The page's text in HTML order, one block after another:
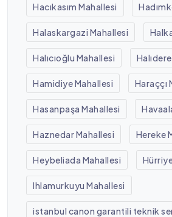
Hacıkasım Mahallesi
Halaskargazi Mahallesi
Halıcıoğlu Mahallesi
Hamidiye Mahallesi Haraççı
Hasanpaşa Mahallesi
Haznedar Mahallesi Hereke
Heybeliada Mahallesi
Ihlamurkuyu Mahallesi
istanbul canon garantili teknik